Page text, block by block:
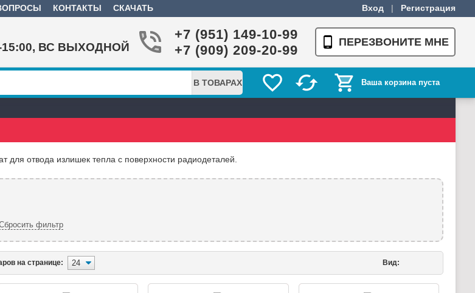
КОНТАКТЫ СКАЧАТЬ Вход | Регистрация
15:00, ВС ВЫХОДНОЙ
+7 (951) 149-10-99
+7 (909) 209-20-99
ПЕРЕЗВОНИТЕ МНЕ
Ваша корзина пуста
В ТОВАРАХ
для отвода излишек тепла с поверхности радиодеталей.
фильтр
на странице: Вид: